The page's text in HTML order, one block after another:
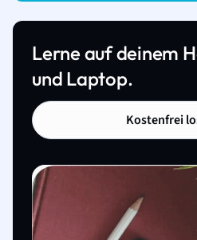
Lerne auf deinem
und Laptop.
Kostenfrei